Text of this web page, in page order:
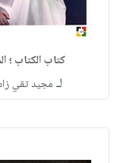
كتاب الكتاب ؛
لـ مجيد تقي